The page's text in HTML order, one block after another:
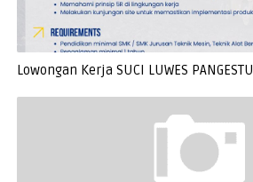
Lowongan Kerja SUCI LUWES PANGESTU